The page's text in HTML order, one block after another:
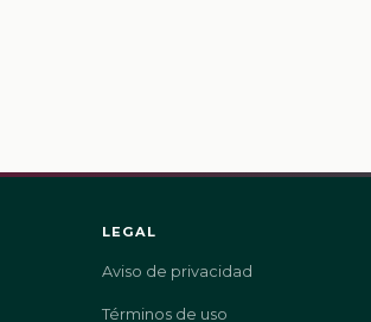
LEGAL
Aviso de privacidad
Términos de uso